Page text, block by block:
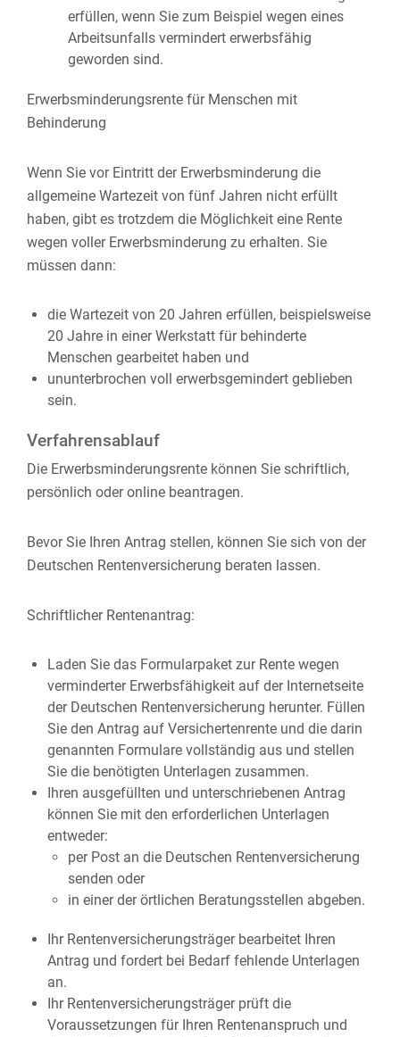
erfüllen, wenn Sie zum Beispiel wegen eines
Arbeitsunfalls vermindert erwerbsfähig
geworden sind.
Erwerbsminderungsrente für Menschen mit
Behinderung
Wenn Sie vor Eintritt der Erwerbsminderung die
allgemeine Wartezeit von fünf Jahren nicht erfüllt
haben, gibt es trotzdem die Möglichkeit eine Rente
wegen voller Erwerbsminderung zu erhalten. Sie
müssen dann:
die Wartezeit von 20 Jahren erfüllen, beispielsweise
20 Jahre in einer Werkstatt für behinderte
Menschen gearbeitet haben und
ununterbrochen voll erwerbsgemindert geblieben
sein.
Verfahrensablauf
Die Erwerbsminderungsrente können Sie schriftlich,
persönlich oder online beantragen.
Bevor Sie Ihren Antrag stellen, können Sie sich von der
Deutschen Rentenversicherung beraten lassen.
Schriftlicher Rentenantrag:
Laden Sie das Formularpaket zur Rente wegen
verminderter Erwerbsfähigkeit auf der Internetseite
der Deutschen Rentenversicherung herunter. Füllen
Sie den Antrag auf Versichertenrente und die darin
genannten Formulare vollständig aus und stellen
Sie die benötigten Unterlagen zusammen.
Ihren ausgefüllten und unterschriebenen Antrag
können Sie mit den erforderlichen Unterlagen
entweder:
per Post an die Deutschen Rentenversicherung
senden oder
in einer der örtlichen Beratungsstellen abgeben.
Ihr Rentenversicherungsträger bearbeitet Ihren
Antrag und fordert bei Bedarf fehlende Unterlagen
an.
Ihr Rentenversicherungsträger prüft die
Voraussetzungen für Ihren Rentenanspruch und